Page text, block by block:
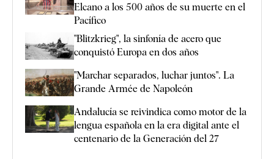
Elcano a los 500 años de su muerte en el
Pacífico
"Blitzkrieg", la sinfonía de acero que
conquistó Europa en dos años
"Marchar separados, luchar juntos". La
Grande Armée de Napoleón
Andalucía se reivindica como motor de la
lengua española en la era digital ante el
centenario de la Generación del 27